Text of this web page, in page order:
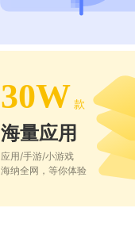
30W 款
海量应用
应用/手游/小游戏
海纳全网，等你体验